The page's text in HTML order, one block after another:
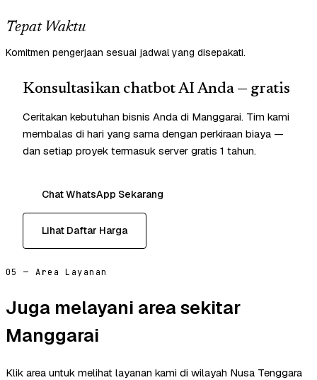
Tepat Waktu
Komitmen pengerjaan sesuai jadwal yang disepakati.
Konsultasikan chatbot AI Anda — gratis
Ceritakan kebutuhan bisnis Anda di Manggarai. Tim kami
membalas di hari yang sama dengan perkiraan biaya —
dan setiap proyek termasuk server gratis 1 tahun.
Chat WhatsApp Sekarang
Lihat Daftar Harga
05 — Area Layanan
Juga melayani area sekitar
Manggarai
Klik area untuk melihat layanan kami di wilayah Nusa Tenggara